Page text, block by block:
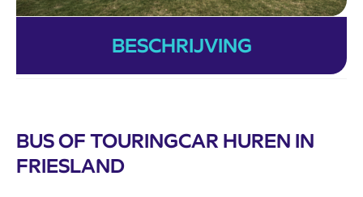
BESCHRIJVING
BUS OF TOURINGCAR HUREN IN
FRIESLAND